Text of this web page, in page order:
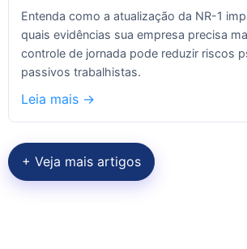
Entenda como a atualização da NR-1
quais evidências sua empresa precisa
controle de jornada pode reduzir riscos
passivos trabalhistas.
Leia mais ->
+ Veja mais artigos